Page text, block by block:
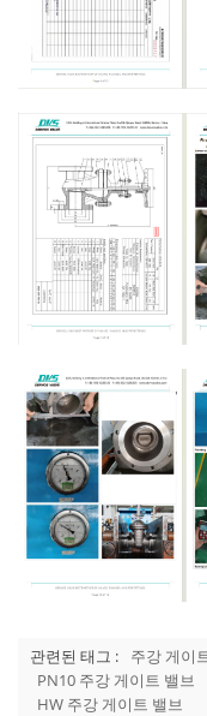
관련된 태그 : 주강 게이
PN10 주강 게이트 밸브
HW 주강 게이트 밸브